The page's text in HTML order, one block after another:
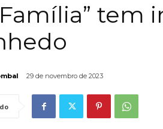
tem
29 de novembro de 2023